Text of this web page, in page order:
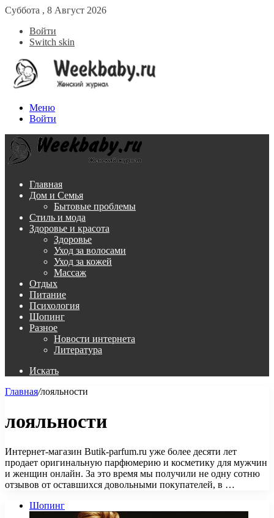
Суббота , 8 Август 2026
Войти
Switch skin
Меню
Войти
Главная
Дом и Семья
Бытовые проблемы
Стиль и мода
Здоровье и красота
Здоровье
Уход за волосами
Уход за кожей
Массаж
Отдых
Питание
Психология
Шопинг
Разное
Новости интернета
Литература
Искать
Главная/лояльности
лояльности
Интернет-магазин Butik-parfum.ru уже более десяти лет
продает оригинальную парфюмерию и косметику для мужчин
и женщин онлайн. За это время мы получили не одну сотню
отзывов от оставшихся довольными покупателей, в …
Шопинг